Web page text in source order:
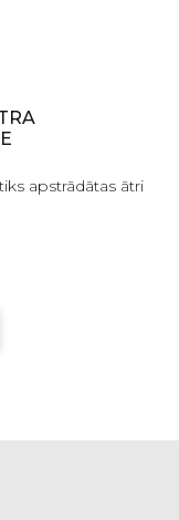
apstrādātas ātri